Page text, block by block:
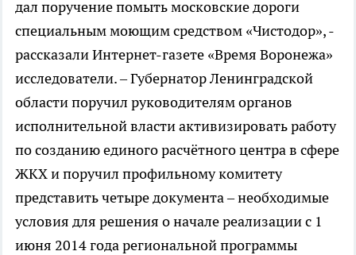
дал поручение помыть московские дороги
специальным моющим средством «Чистодор», -
рассказали Интернет-газете «Время Воронежа»
исследователи. – Губернатор Ленинградской
области поручил руководителям органов
исполнительной власти активизировать работу
по созданию единого расчётного центра в сфере
ЖКХ и поручил профильному комитету
представить четыре документа – необходимые
условия для решения о начале реализации с 1
июня 2014 года региональной программы